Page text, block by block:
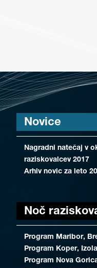
Novice
Nagradni natečaj v
raziskovalcev 2017
Arhiv novic za leto
Noč
Program Maribor,
Program Koper, Izola
Program Nova